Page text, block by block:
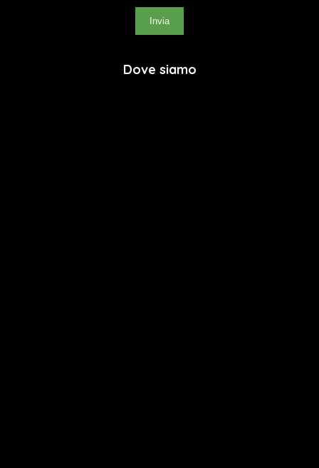
Invia
Dove siamo